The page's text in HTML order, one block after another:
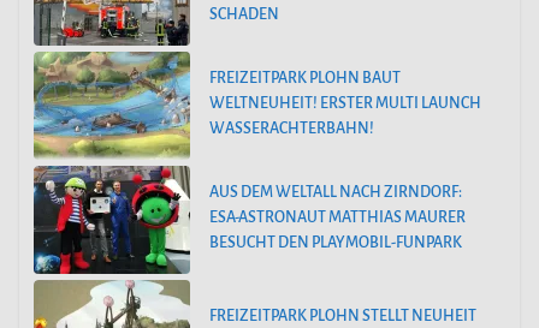
SCHADEN
FREIZEITPARK PLOHN BAUT
WELTNEUHEIT! ERSTER MULTI LAUNCH
WASSERACHTERBAHN!
AUS DEM WELTALL NACH ZIRNDORF:
ESA-ASTRONAUT MATTHIAS MAURER
BESUCHT DEN PLAYMOBIL-FUNPARK
FREIZEITPARK PLOHN STELLT NEUHEIT